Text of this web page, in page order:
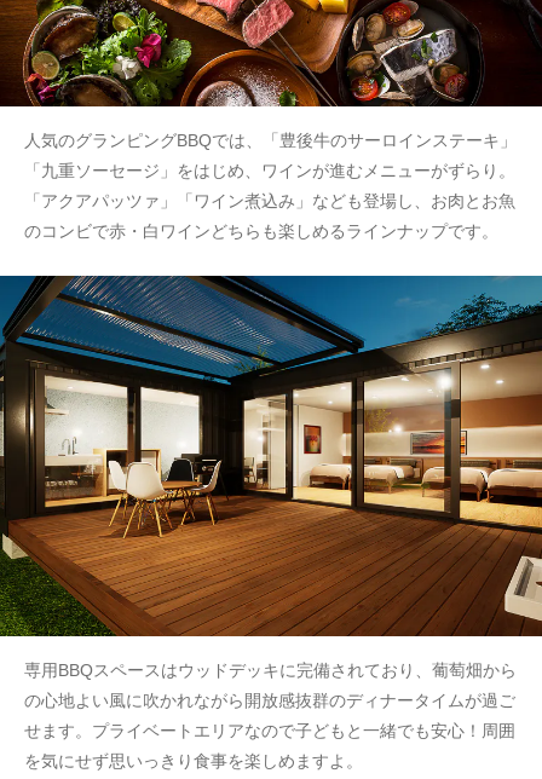
人気のグランピングBBQでは、「豊後牛のサーロインステーキ」
「九重ソーセージ」をはじめ、ワインが進むメニューがずらり。
「アクアパッツァ」「ワイン煮込み」なども登場し、お肉とお魚
のコンビで赤・白ワインどちらも楽しめるラインナップです。
専用BBQスペースはウッドデッキに完備されており、葡萄畑から
の心地よい風に吹かれながら開放感抜群のディナータイムが過ご
せます。プライベートエリアなので子どもと一緒でも安心！周囲
を気にせず思いっきり食事を楽しめますよ。